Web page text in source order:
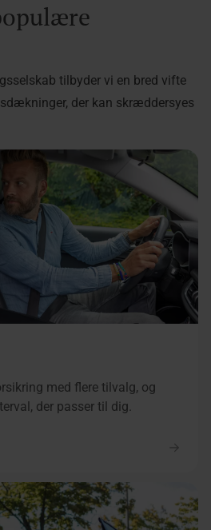
tilbyder vi en bred vifte
der kan skræddersyes
med flere tilvalg, og
der passer til dig.